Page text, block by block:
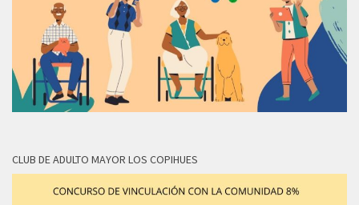
CLUB DE ADULTO MAYOR LOS COPIHUES